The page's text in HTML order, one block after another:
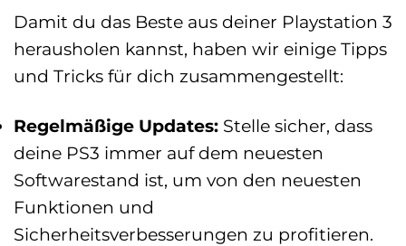
Damit du das Beste aus deiner Playstation 3
herausholen kannst, haben wir einige Tipps
und Tricks für dich zusammengestellt:
Regelmäßige Updates: Stelle sicher, dass
deine PS3 immer auf dem neuesten
Softwarestand ist, um von den neuesten
Funktionen und
Sicherheitsverbesserungen zu profitieren.